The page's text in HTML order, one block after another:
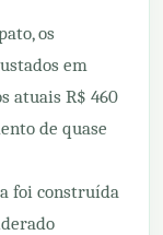
os
em
atuais R$ 460
de quase
foi construída